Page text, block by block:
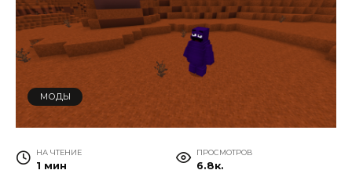
МОДЫ
НА ЧТЕНИЕ
1 мин
ПРОСМОТРОВ
6.8к.